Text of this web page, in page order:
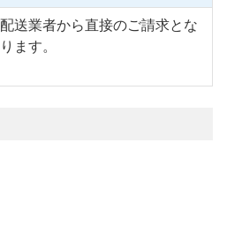
配送業者から直接のご請求とな
ります。